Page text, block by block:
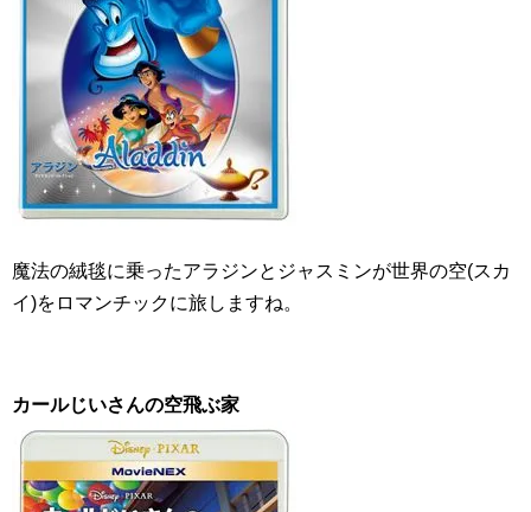
魔法の絨毯に乗ったアラジンとジャスミンが世界の空(スカ
イ)をロマンチックに旅しますね。
カールじいさんの空飛ぶ家